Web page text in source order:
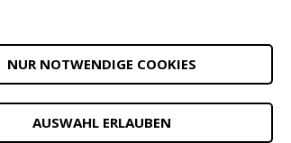
Datenschutzeinstellungen
NUR NOTWENDIGE COOKIES
AUSWAHL ERLAUBEN